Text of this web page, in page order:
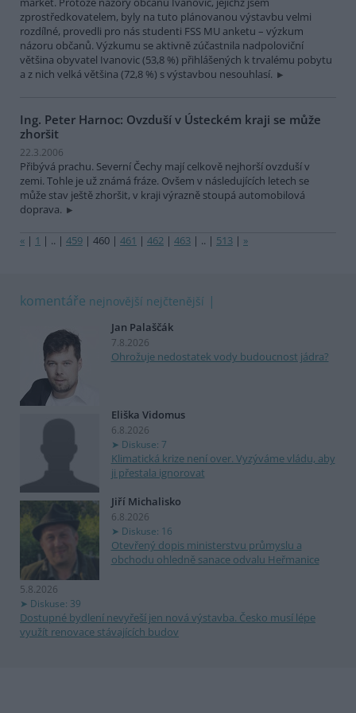
zprostředkovatelem, byly na tuto plánovanou výstavbu velmi
rozdílné, provedli pro nás studenti FSS MU anketu – výzkum
názoru občanů. Výzkumu se aktivně zúčastnila nadpoloviční
většina obyvatel Ivanovic (53,8 %) přihlášených k trvalému pobytu
a z nich velká většina (72,8 %) s výstavbou nesouhlasí.
Ing. Peter Harnoc: Ovzduší v Ústeckém kraji se může
zhoršit
22.3.2006
Přibývá prachu. Severní Čechy mají celkově nejhorší ovzduší v
zemi. Tohle je už známá fráze. Ovšem v následujících letech se
může stav ještě zhoršit, v kraji výrazně stoupá automobilová
doprava.
« | 1 | .. | 459 | 460 | 461 | 462 | 463 | .. | 513 | »
komentáře nejnovější nejčtenější
Jan Palaščák
7.8.2026
Ohrožuje nedostatek vody budoucnost jádra?
Eliška Vidomus
6.8.2026
Diskuse: 7
Klimatická krize není over. Vyzýváme vládu, aby
ji přestala ignorovat
Jiří Michalisko
6.8.2026
Diskuse: 16
Otevřený dopis ministerstvu průmyslu a
obchodu ohledně sanace odvalu Heřmanice
5.8.2026
Diskuse: 39
Dostupné bydlení nevyřeší jen nová výstavba. Česko musí lépe
využít renovace stávajících budov